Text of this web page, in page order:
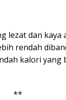
lezat dan
rendah
kalori yang
**